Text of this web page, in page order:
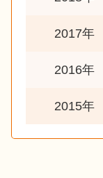
2017年
2016年
2015年